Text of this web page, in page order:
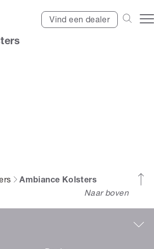
Vind een dealer
Ambiance Kolsters
Naar boven